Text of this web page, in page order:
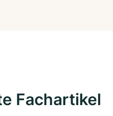
Fachartikel